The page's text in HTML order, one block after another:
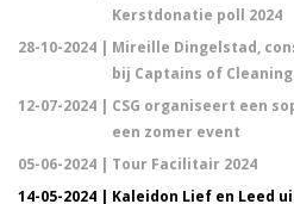
Kerstdonatie poll 2024
28-10-2024 | Mireille Dingelstad,
bij Captains of Cleaning
12-07-2024 | CSG organiseert een
een zomer event
05-06-2024 | Tour Facilitair 2024
14-05-2024 | Kaleidon Lief en Leed